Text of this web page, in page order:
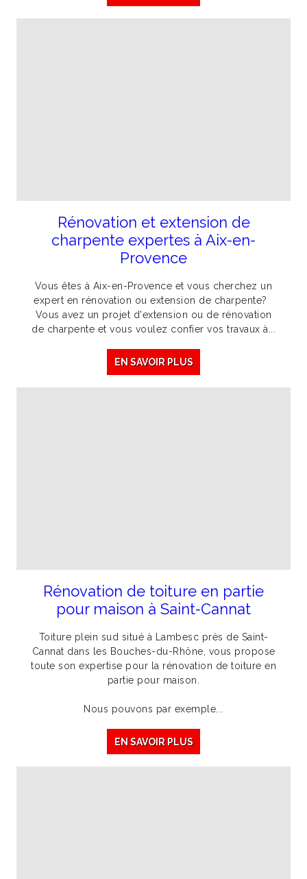
Rénovation et extension de
charpente expertes à Aix-en-
Provence
Vous êtes à Aix-en-Provence et vous cherchez un
expert en rénovation ou extension de charpente?
Vous avez un projet d'extension ou de rénovation
de charpente et vous voulez confier vos travaux à...
EN SAVOIR PLUS
Rénovation de toiture en partie
pour maison à Saint-Cannat
Toiture plein sud situé à Lambesc près de Saint-
Cannat dans les Bouches-du-Rhône, vous propose
toute son expertise pour la rénovation de toiture en
partie pour maison.
Nous pouvons par exemple...
EN SAVOIR PLUS